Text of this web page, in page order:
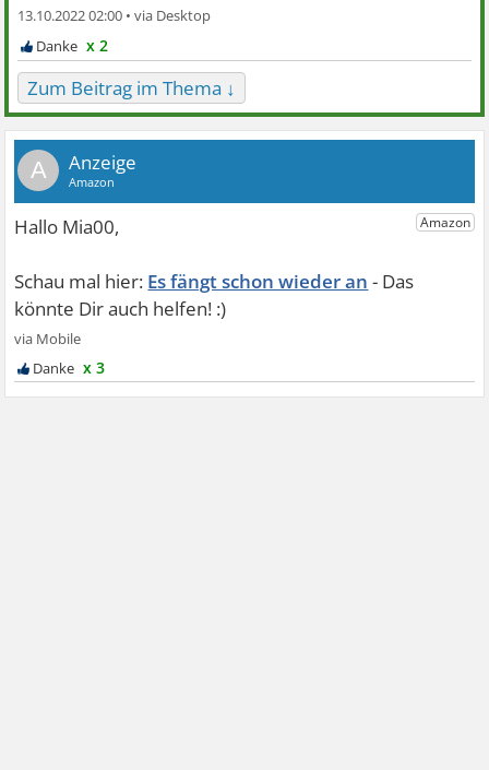
13.10.2022 02:00 •
x 2
Zum Beitrag im Thema ↓
A
Es fängt schon wieder an
x 3